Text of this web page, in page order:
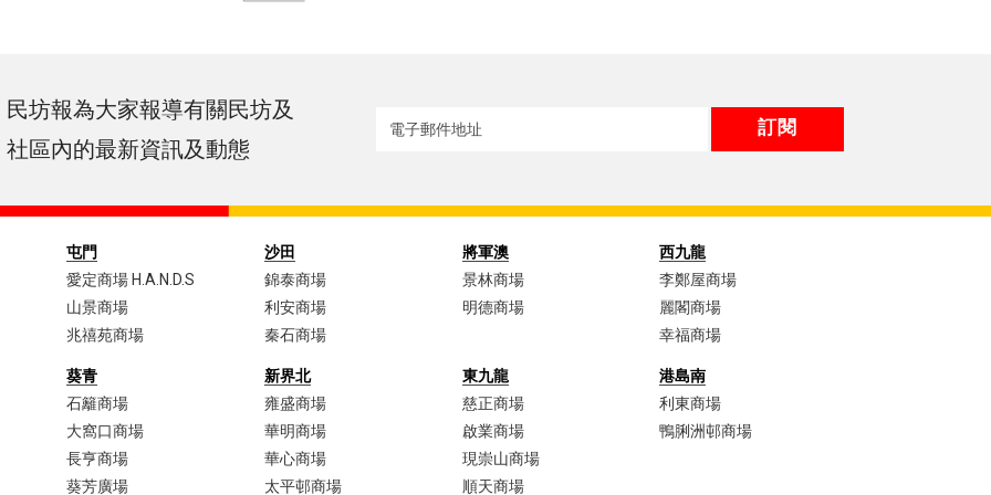
民坊報為大家報導有關民坊及
社區內的最新資訊及動態
屯門
愛定商場 H.A.N.D.S
山景商場
兆禧苑商場
沙田
錦泰商場
利安商場
秦石商場
將軍澳
景林商場
明德商場
西九龍
李鄭屋商場​
麗閣商場
幸福商場
葵青
石籬商場
大窩口商場​
長亨商場
葵芳廣場
新界北
雍盛商場
華明商場
華心商場
太平邨商場
東九龍
慈正商場​
啟業商場​
現崇山商場​
順天商場​
港島南
利東商場
鴨脷洲邨商場